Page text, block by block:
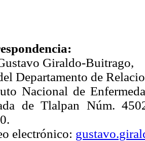
Giraldo-Buitrago,
Departamento de
Nacional de
de Tlalpan Núm.
electrónico: